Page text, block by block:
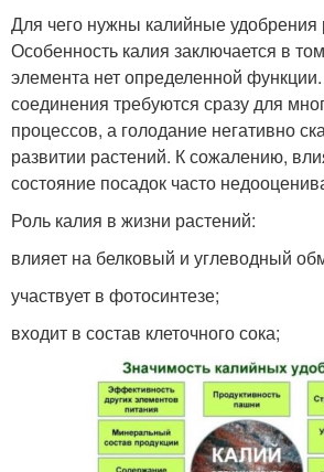
Для чего нужны калийные удобрения
Особенность калия заключается в
элемента нет определенной
соединения требуются сразу для
процессов, а голодание негативно
развитии растений. К сожалению,
состояние посадок часто
Роль калия в жизни растений:
влияет на белковый и углеводный
участвует в фотосинтезе;
входит в состав клеточного сока;